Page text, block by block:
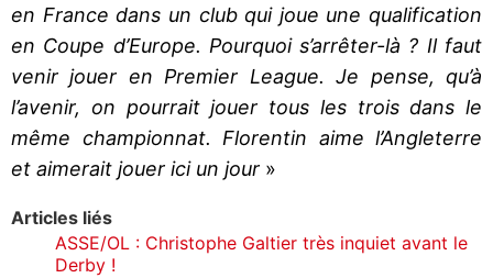
en France dans un club qui joue une qualification
en Coupe d’Europe. Pourquoi s’arrêter-là ? Il faut
venir jouer en Premier League. Je pense, qu’à
l’avenir, on pourrait jouer tous les trois dans le
même championnat. Florentin aime l’Angleterre
et aimerait jouer ici un jour »
Articles liés
ASSE/OL : Christophe Galtier très inquiet avant le
Derby !